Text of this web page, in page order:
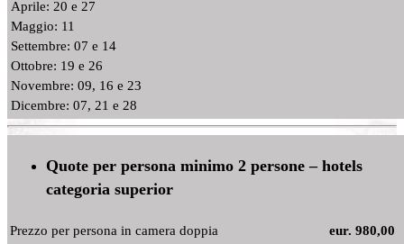
Aprile: 20 e 27
Maggio: 11
Settembre: 07 e 14
Ottobre: 19 e 26
Novembre: 09, 16 e 23
Dicembre: 07, 21 e 28
Quote per persona minimo 2 persone – hotels
categoria superior
Prezzo per persona in camera doppia
eur. 980,00